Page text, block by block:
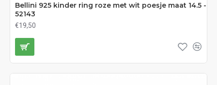
Bellini 925 kinder ring roze met wit poesje maat 14.5 -
52143
€19,50